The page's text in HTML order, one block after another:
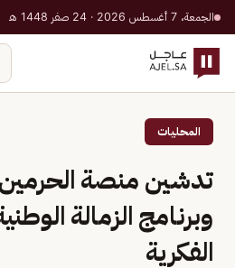
الجمعة، 7 أغسطس 2026 · 24 صفر 1448 هـ
المحليات
تدشين منصة الحرمين
وبرنامج الزمالة
الفكرية